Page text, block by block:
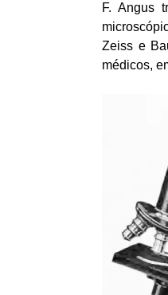
F. Angus
Zeiss e
médicos,